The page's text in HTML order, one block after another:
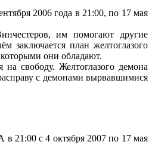
2006 года в 21:00, по 17 мая
им помогают другие
план желтоглазого
они обладают.
свободу. Желтоглазого демона
с демонами вырвавшимися
21:00 с 4 октября 2007 по 17 мая